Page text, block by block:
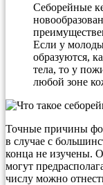
Себорейные
Если у
образуются,
тела, то у
любой зоне
Точные причины
в случае с
конца не изучены.
могут
числу можно